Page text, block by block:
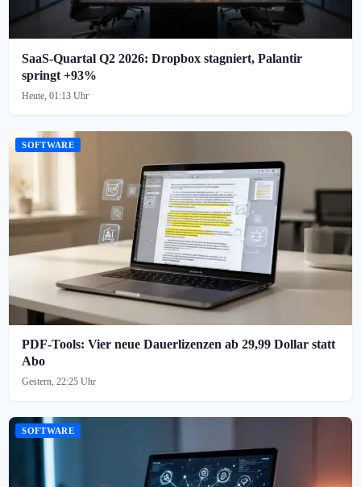
SaaS-Quartal Q2 2026: Dropbox stagniert, Palantir
springt +93%
Heute, 01:13 Uhr
SOFTWARE
PDF-Tools: Vier neue Dauerlizenzen ab 29,99 Dollar statt
Abo
Gestern, 22:25 Uhr
SOFTWARE